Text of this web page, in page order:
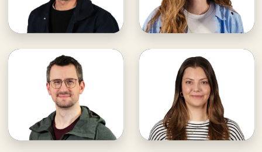
E-Mail an Stefan
Stefan unterstützen
Lisa unterstützen
Stephan Grau
· Medien & Kommunikation
E-Mail an Stephan
Stephan unterstützen
Constanze Merk
· Medien & Kommunikation
· Leitung Social Media
E-Mail an Constanze
Constanze unterstützen